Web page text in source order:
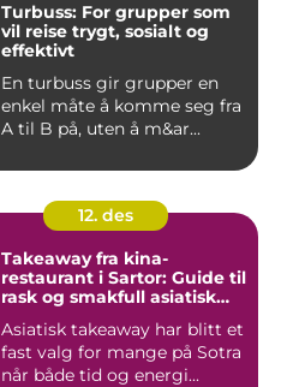
Turbuss: For grupper som
vil reise trygt, sosialt og
effektivt
En turbuss gir grupper en
enkel måte å komme seg fra
A til B på, uten å m&ar...
12. des
Takeaway fra kina-
restaurant i Sartor: Guide til
rask og smakfull asiatisk
Asiatisk takeaway har blitt et
fast valg for mange på Sotra
når både tid og energi...